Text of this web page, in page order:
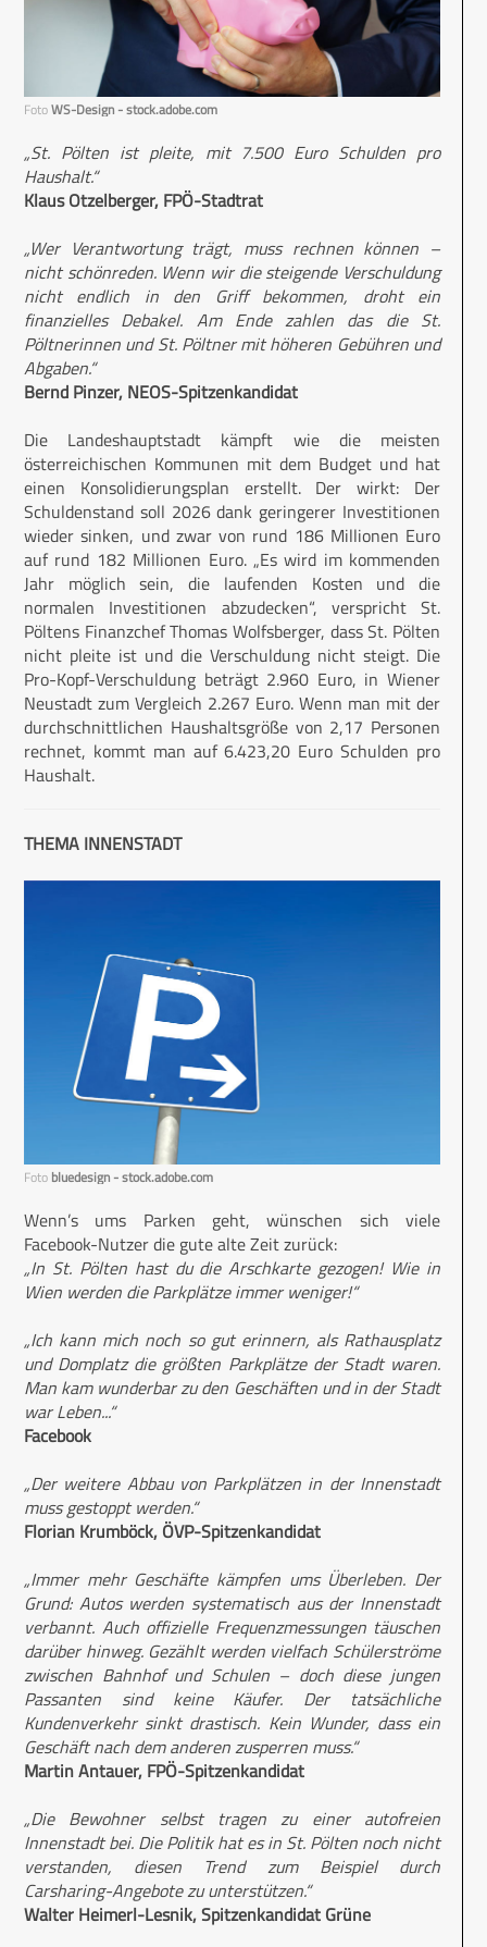
FotoWS-Design - stock.adobe.com
„St. Pölten ist pleite, mit 7.500 Euro Schulden pro
Haushalt.“
Klaus Otzelberger, FPÖ-Stadtrat
„Wer Verantwortung trägt, muss rechnen können –
nicht schönreden. Wenn wir die steigende Verschuldung
nicht endlich in den Griff bekommen, droht ein
finanzielles Debakel. Am Ende zahlen das die St.
Pöltnerinnen und St. Pöltner mit höheren Gebühren und
Abgaben.“
Bernd Pinzer, NEOS-Spitzenkandidat
Die Landeshauptstadt kämpft wie die meisten
österreichischen Kommunen mit dem Budget und hat
einen Konsolidierungsplan erstellt. Der wirkt: Der
Schuldenstand soll 2026 dank geringerer Investitionen
wieder sinken, und zwar von rund 186 Millionen Euro
auf rund 182 Millionen Euro. „Es wird im kommenden
Jahr möglich sein, die laufenden Kosten und die
normalen Investitionen abzudecken“, verspricht St.
Pöltens Finanzchef Thomas Wolfsberger, dass St. Pölten
nicht pleite ist und die Verschuldung nicht steigt. Die
Pro-Kopf-Verschuldung beträgt 2.960 Euro, in Wiener
Neustadt zum Vergleich 2.267 Euro. Wenn man mit der
durchschnittlichen Haushaltsgröße von 2,17 Personen
rechnet, kommt man auf 6.423,20 Euro Schulden pro
Haushalt.
THEMA INNENSTADT
Foto bluedesign - stock.adobe.com
Wenn’s ums Parken geht, wünschen sich viele
Facebook-Nutzer die gute alte Zeit zurück:
„In St. Pölten hast du die Arschkarte gezogen! Wie in
Wien werden die Parkplätze immer weniger!“
„Ich kann mich noch so gut erinnern, als Rathausplatz
und Domplatz die größten Parkplätze der Stadt waren.
Man kam wunderbar zu den Geschäften und in der Stadt
war Leben...“
Facebook
„Der weitere Abbau von Parkplätzen in der Innenstadt
muss gestoppt werden.“
Florian Krumböck, ÖVP-Spitzenkandidat
„Immer mehr Geschäfte kämpfen ums Überleben. Der
Grund: Autos werden systematisch aus der Innenstadt
verbannt. Auch offizielle Frequenzmessungen täuschen
darüber hinweg. Gezählt werden vielfach Schülerströme
zwischen Bahnhof und Schulen – doch diese jungen
Passanten sind keine Käufer. Der tatsächliche
Kundenverkehr sinkt drastisch. Kein Wunder, dass ein
Geschäft nach dem anderen zusperren muss.“
Martin Antauer, FPÖ-Spitzenkandidat
„Die Bewohner selbst tragen zu einer autofreien
Innenstadt bei. Die Politik hat es in St. Pölten noch nicht
verstanden, diesen Trend zum Beispiel durch
Carsharing-Angebote zu unterstützen.“
Walter Heimerl-Lesnik, Spitzenkandidat Grüne